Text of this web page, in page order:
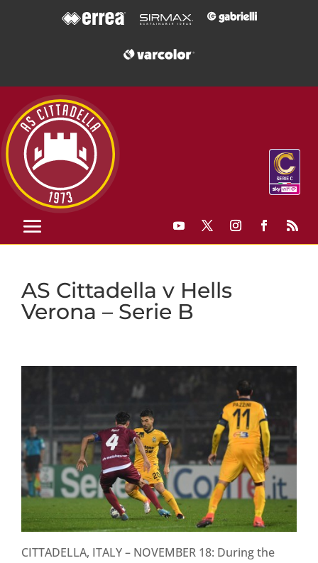
AS Cittadella v Hells
Verona – Serie B
CITTADELLA, ITALY – NOVEMBER 18: During the